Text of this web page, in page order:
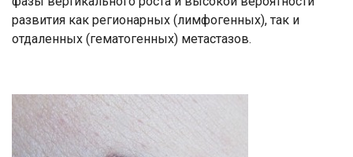
развития как регионарных (лимфогенных), так и
отдаленных (гематогенных) метастазов.